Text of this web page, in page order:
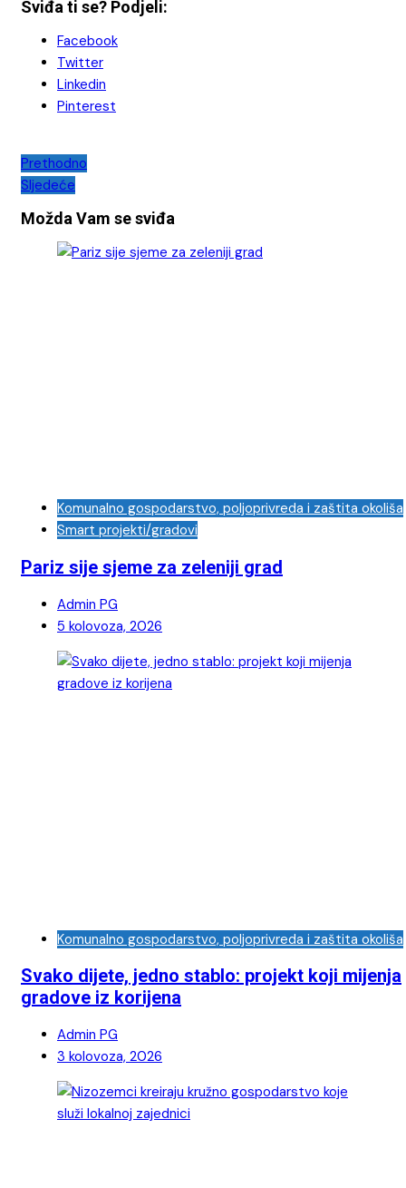
Sviđa ti se? Podjeli:
Facebook
Twitter
Linkedin
Pinterest
Navigacija
objava
Prethodno
Sljedeće
Možda Vam se sviđa
Komunalno gospodarstvo, poljoprivreda i zaštita okoliša
Smart projekti/gradovi
Pariz sije sjeme za zeleniji grad
Admin PG
5 kolovoza, 2026
Komunalno gospodarstvo, poljoprivreda i zaštita okoliša
Svako dijete, jedno stablo: projekt koji mijenja
gradove iz korijena
Admin PG
3 kolovoza, 2026